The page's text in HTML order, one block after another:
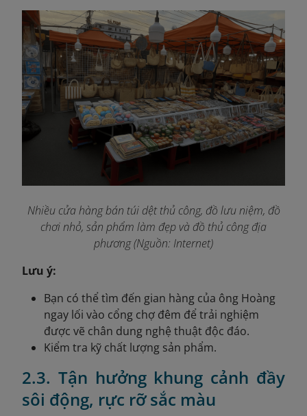
Nhiều cửa hàng bán túi dệt thủ công, đồ lưu niệm, đồ
chơi nhỏ, sản phẩm làm đẹp và đồ thủ công địa
phương (Nguồn: Internet)
Lưu ý:
Bạn có thể tìm đến gian hàng của ông Hoàng
ngay lối vào cổng chợ đêm để trải nghiệm
được vẽ chân dung nghệ thuật độc đáo.
Kiểm tra kỹ chất lượng sản phẩm.
2.3. Tận hưởng khung cảnh đầy
sôi động, rực rỡ sắc màu